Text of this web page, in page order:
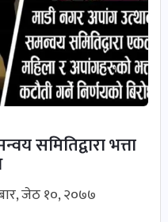
समितिद्वारा भत्ता
जेठ १०, २०७७